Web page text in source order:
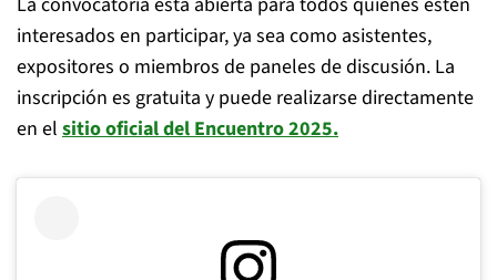
interesados en participar, ya sea como asistentes,
expositores o miembros de paneles de discusión. La
inscripción es gratuita y puede realizarse directamente
en el sitio oficial del Encuentro 2025.